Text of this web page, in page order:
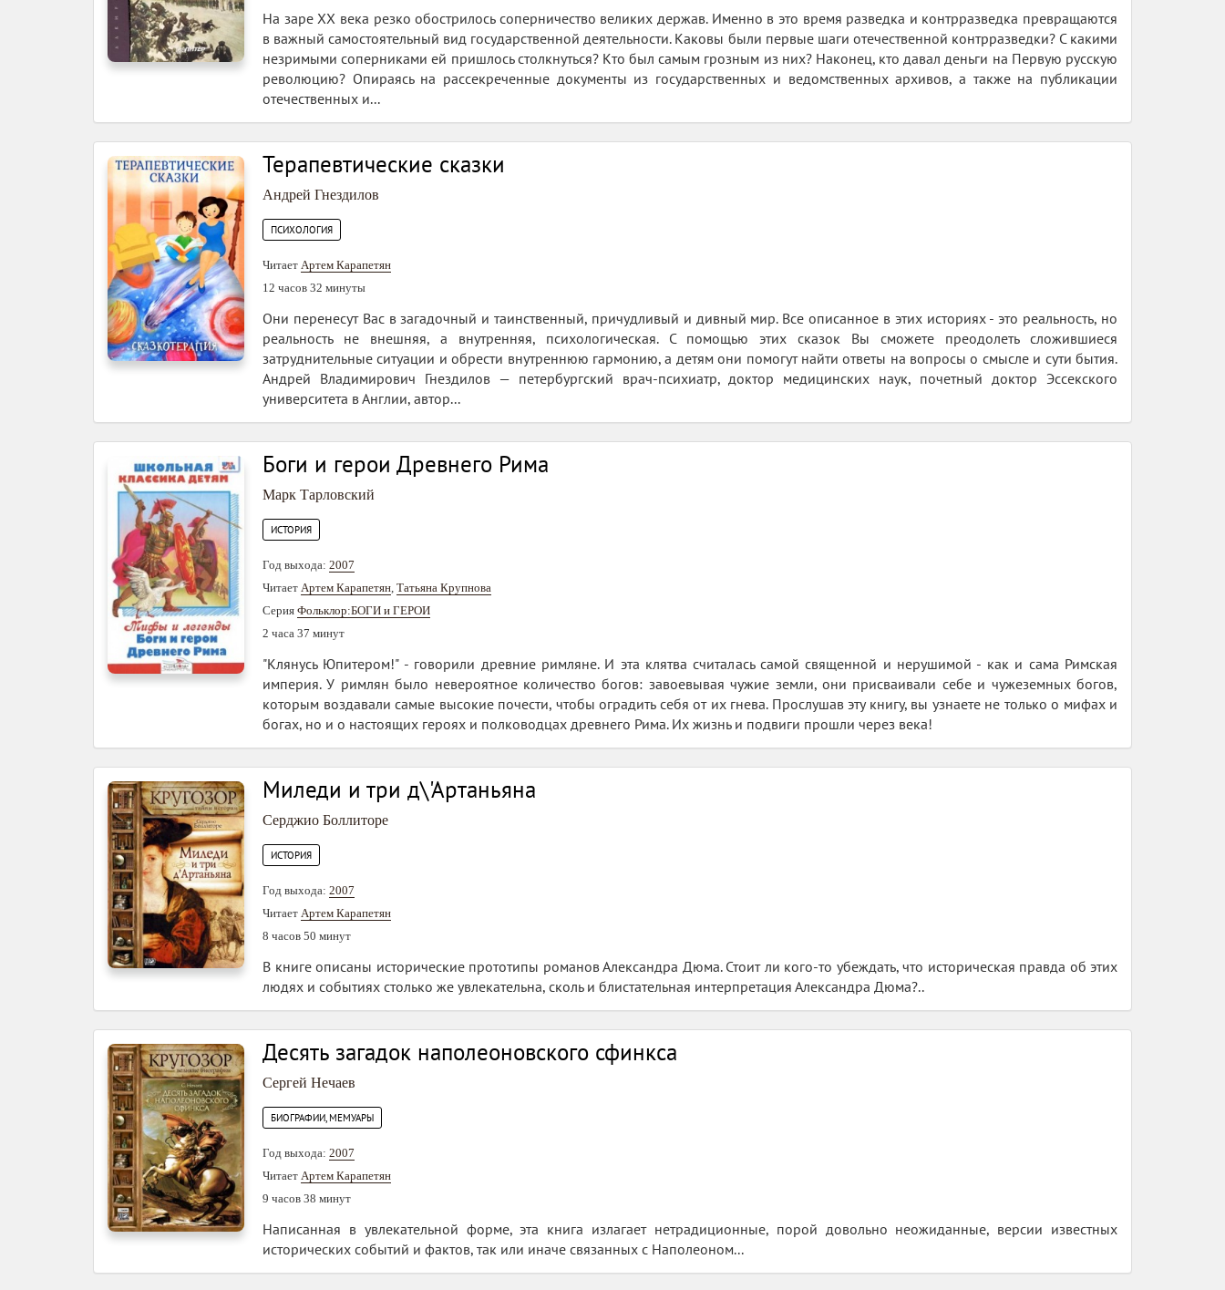
На заре ХХ века резко обострилось соперничество великих держав. Именно в это время разведка и контрразведка превращаются
в важный самостоятельный вид государственной деятельности. Каковы были первые шаги отечественной контрразведки? С какими
незримыми соперниками ей пришлось столкнуться? Кто был самым грозным из них? Наконец, кто давал деньги на Первую русскую
революцию? Опираясь на рассекреченные документы из государственных и ведомственных архивов, а также на публикации
отечественных и...
Терапевтические сказки
Андрей Гнездилов
ПСИХОЛОГИЯ
Читает Артем Карапетян
12 часов 32 минуты
Они перенесут Вас в загадочный и таинственный, причудливый и дивный мир. Все описанное в этих историях - это реальность, но
реальность не внешняя, а внутренняя, психологическая. С помощью этих сказок Вы сможете преодолеть сложившиеся
затруднительные ситуации и обрести внутреннюю гармонию, а детям они помогут найти ответы на вопросы о смысле и сути бытия.
Андрей Владимирович Гнездилов — петербургский врач-психиатр, доктор медицинских наук, почетный доктор Эссекского
университета в Англии, автор...
Боги и герои Древнего Рима
Марк Тарловский
ИСТОРИЯ
Год выхода: 2007
Читает Артем Карапетян, Татьяна Крупнова
Серия Фольклор:БОГИ и ГЕРОИ
2 часа 37 минут
"Клянусь Юпитером!" - говорили древние римляне. И эта клятва считалась самой священной и нерушимой - как и сама Римская
империя. У римлян было невероятное количество богов: завоевывая чужие земли, они присваивали себе и чужеземных богов,
которым воздавали самые высокие почести, чтобы оградить себя от их гнева. Прослушав эту книгу, вы узнаете не только о мифах и
богах, но и о настоящих героях и полководцах древнего Рима. Их жизнь и подвиги прошли через века!
Миледи и три д\'Артаньяна
Серджио Боллиторе
ИСТОРИЯ
Год выхода: 2007
Читает Артем Карапетян
8 часов 50 минут
В книге описаны исторические прототипы романов Александра Дюма. Стоит ли кого-то убеждать, что историческая правда об этих
людях и событиях столько же увлекательна, сколь и блистательная интерпретация Александра Дюма?..
Десять загадок наполеоновского сфинкса
Сергей Нечаев
БИОГРАФИИ, МЕМУАРЫ
Год выхода: 2007
Читает Артем Карапетян
9 часов 38 минут
Написанная в увлекательной форме, эта книга излагает нетрадиционные, порой довольно неожиданные, версии известных
исторических событий и фактов, так или иначе связанных с Наполеоном...